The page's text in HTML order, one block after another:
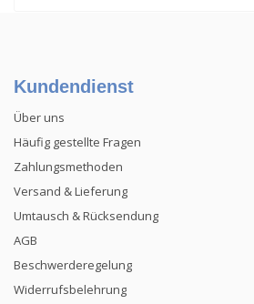
Kundendienst
Über uns
Häufig gestellte Fragen
Zahlungsmethoden
Versand & Lieferung
Umtausch & Rücksendung
AGB
Beschwerderegelung
Widerrufsbelehrung